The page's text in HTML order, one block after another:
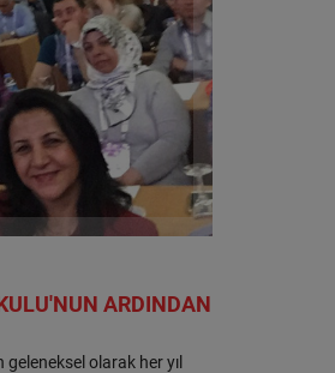
ARDINDAN
olarak her yıl